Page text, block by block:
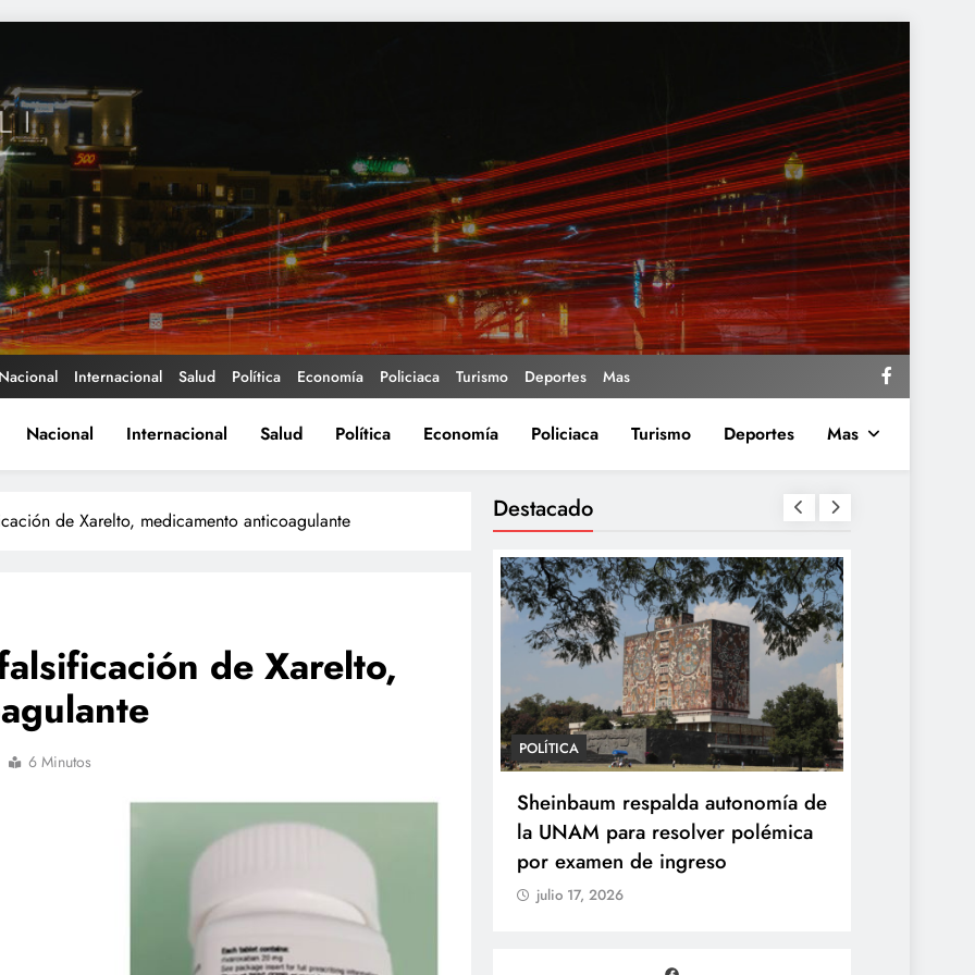
Nacional Internacional Salud Política Economía Policiaca Turismo Deportes Mas
Nacional Internacional Salud Política Economía Policiaca Turismo Deportes Mas
de Xarelto, medicamento anticoagulante
de Xarelto,
6 Minutos
Destacado
de
a finales
Camionazo en Sonora deja un
muerto y 39 lesionados en la
carretera Obregón-Empalme
POLÍTICA
Sheinbaum desaparece la Vocería
de la Presidencia y crea nueva
Unidad de Ayudantía
julio 17, 2026